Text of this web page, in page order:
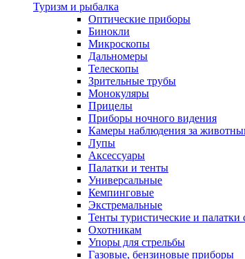
Туризм и рыбалка
Оптические приборы
Бинокли
Микроскопы
Дальномеры
Телескопы
Зрительные трубы
Монокуляры
Прицелы
Приборы ночного видения
Камеры наблюдения за
Лупы
Аксессуары
Палатки и тенты
Универсальные
Кемпинговые
Экстремальные
Тенты туристические и палатки
Охотникам
Упоры для стрельбы
Газовые, бензиновые приборы